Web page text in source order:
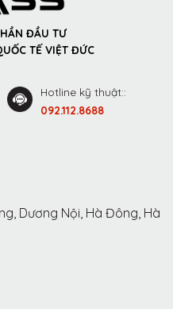
ĐẦU TƯ
TẾ VIỆT ĐỨC
Hotline kỹ thuật::
092.112.8688
Dương Nội, Hà Đông, Hà